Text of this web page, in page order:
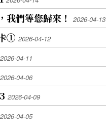
們等您歸來！ 2026-04-13
① 2026-04-12
2026-04-11
2026-04-06
2026-04-09
2026-04-05